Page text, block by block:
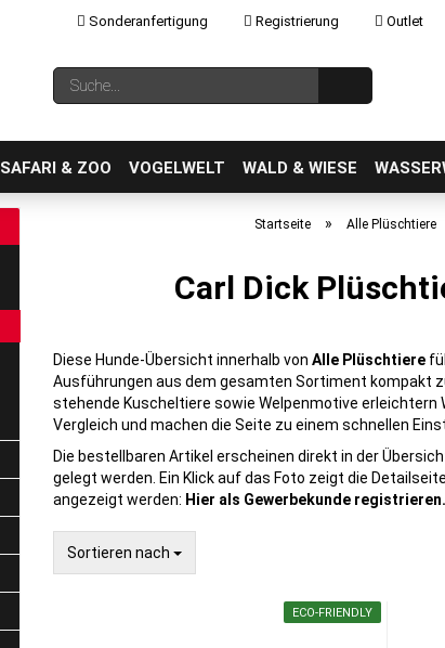
Sonderanfertigung Registrierung Outlet
Sprache auswählen
Passwort vergessen?
Suche...
SAFARI & ZOO VOGELWELT WALD & WIESE
Startseite » Alle Plüschtiere
Carl Dick
Diese Hunde-Übersicht innerhalb vonAlle Plüschtiere
Ausführungen aus dem gesamten Sortiment kompakt
stehende Kuscheltiere sowie Welpenmotive erleichtern
Vergleich und machen die Seite zu einem schnellen
Die bestellbaren Artikel erscheinen direkt in der
gelegt werden. Ein Klick auf das Foto zeigt die
angezeigt werden: Hier als Gewerbekunde registrieren.
Sortieren nach
Sortieren nach
ECO-FRIENDLY